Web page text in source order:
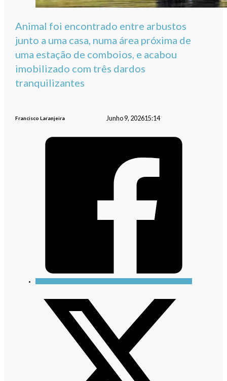
Animal foi encontrado entre arbustos
junto a uma casa, numa área próxima de
uma estação de comboios, e acabou
imobilizado com três dardos
tranquilizantes
Francisco Laranjeira Junho 9, 202615:14